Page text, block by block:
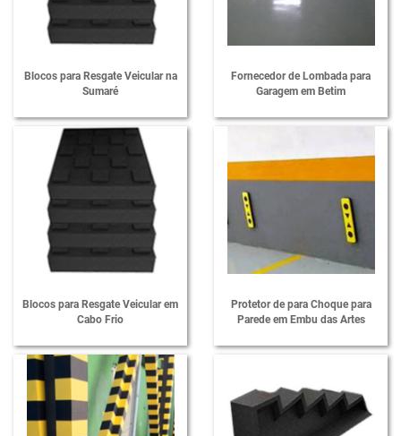
Lombada para Garagem
Passa Cabos Protetores de Cabos
Protetor de Cabos para Eventos
Protetor de Impacto para Estacionamento
Protetor de Impacto para Garagem
Protetor de Para-choque para Estacionamento
Protetor de Para-choque para Parede
Protetores Tipo Ponte para Mangueiras
Quebra Mola de Borracha Redutor de Velocidade Lombada
Quebra Mola de Borracha
Redutor de Velocidade em Borracha
Blocos para Resgate Veicular na
Sumaré
Fornecedor de Lombada para
Garagem em Betim
Blocos para Resgate Veicular em
Cabo Frio
Protetor de para Choque para
Parede em Embu das Artes